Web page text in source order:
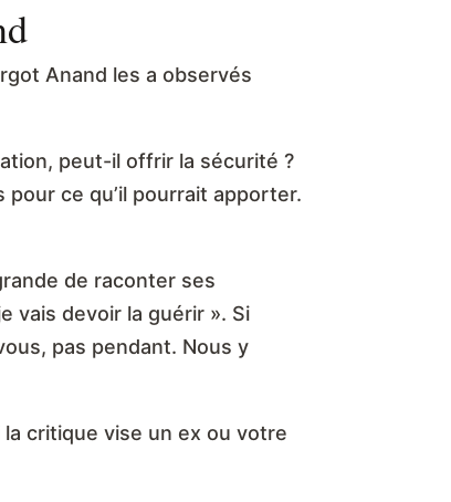
Anand les a observés
peut-il offrir la sécurité ?
pour ce qu’il pourrait apporter.
de raconter ses
vais devoir la guérir ». Si
pas pendant. Nous y
critique vise un ex ou votre